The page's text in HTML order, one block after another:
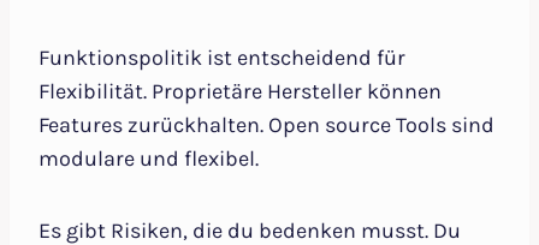
Funktionspolitik ist entscheidend für
Flexibilität. Proprietäre Hersteller können
Features zurückhalten. Open source Tools sind
modulare und flexibel.
Es gibt Risiken, die du bedenken musst. Du